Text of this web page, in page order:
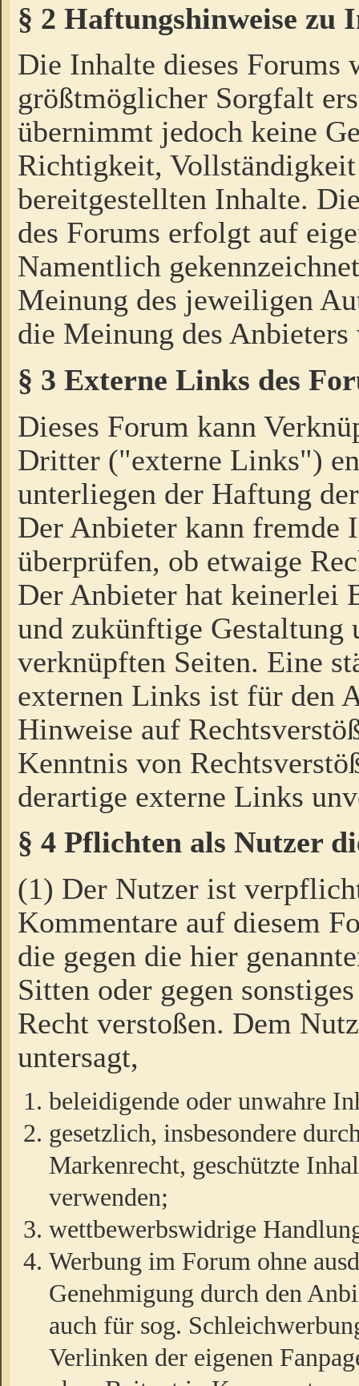
§ 2 Haftungshinweise zu
Die Inhalte dieses Forums
größtmöglicher Sorgfalt
übernimmt jedoch keine
Richtigkeit,
bereitgestellten Inhalte.
des Forums erfolgt auf
Namentlich
Meinung des jeweiligen
die Meinung des Anbieters
§ 3 Externe Links des
Dieses Forum kann
Dritter ("externe Links")
unterliegen der Haftung
Der Anbieter kann fremde
überprüfen, ob etwaige
Der Anbieter hat keinerlei
und zukünftige Gestaltung
verknüpften Seiten. Eine
externen Links ist für den
Hinweise auf
Kenntnis von
derartige externe Links
§ 4 Pflichten als Nutzer
(1) Der Nutzer ist
Kommentare auf diesem
die gegen die hier
Sitten oder gegen
Recht verstoßen. Dem
untersagt,
beleidigende oder unwahre
gesetzlich, insbesondere
Markenrecht, geschützte
verwenden;
wettbewerbswidrige
Werbung im Forum ohne
Genehmigung durch den
auch für sog.
Verlinken der eigenen